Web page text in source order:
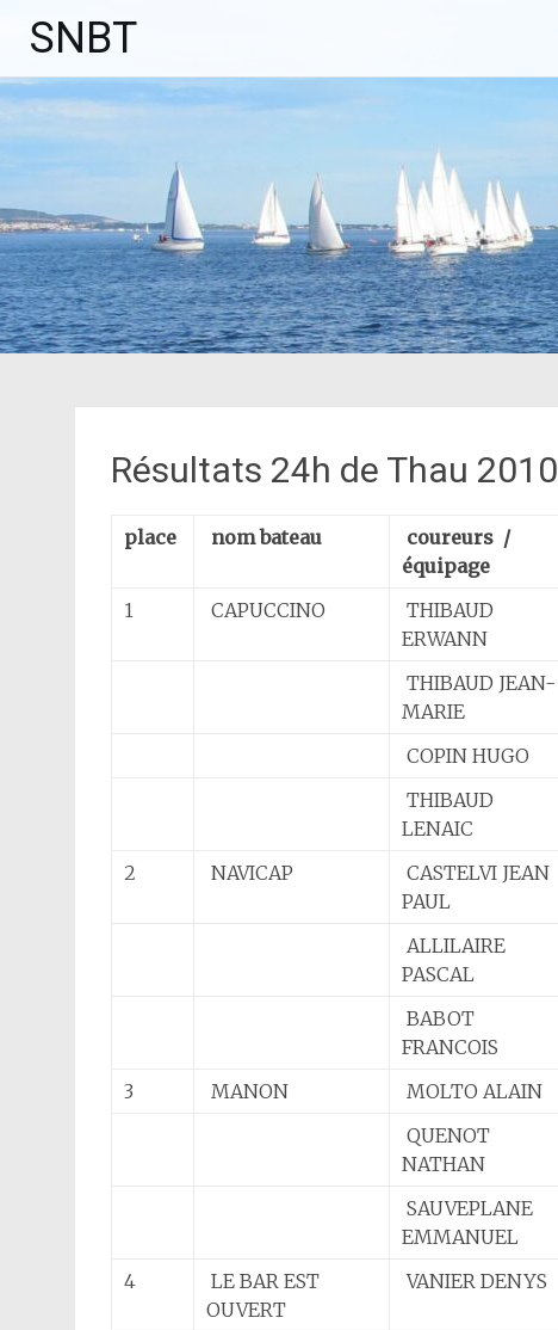
contenu
principal
SNBT
Résultats 24h de Thau 2010
place nom bateau
coureurs /
équipage
1 CAPUCCINO
THIBAUD
ERWANN
THIBAUD JEAN-
MARIE
COPIN HUGO
THIBAUD
LENAIC
2 NAVICAP
CASTELVI JEAN
PAUL
ALLILAIRE
PASCAL
BABOT
FRANCOIS
3 MANON MOLTO ALAIN
QUENOT
NATHAN
SAUVEPLANE
EMMANUEL
4
LE BAR EST
OUVERT
VANIER DENYS